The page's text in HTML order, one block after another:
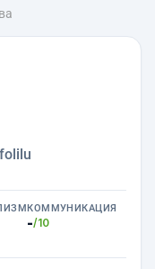
КОММУНИКАЦИЯ
-/10